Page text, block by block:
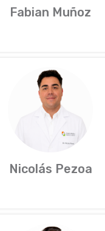
Fabian Muñoz
Nicolás Pezoa